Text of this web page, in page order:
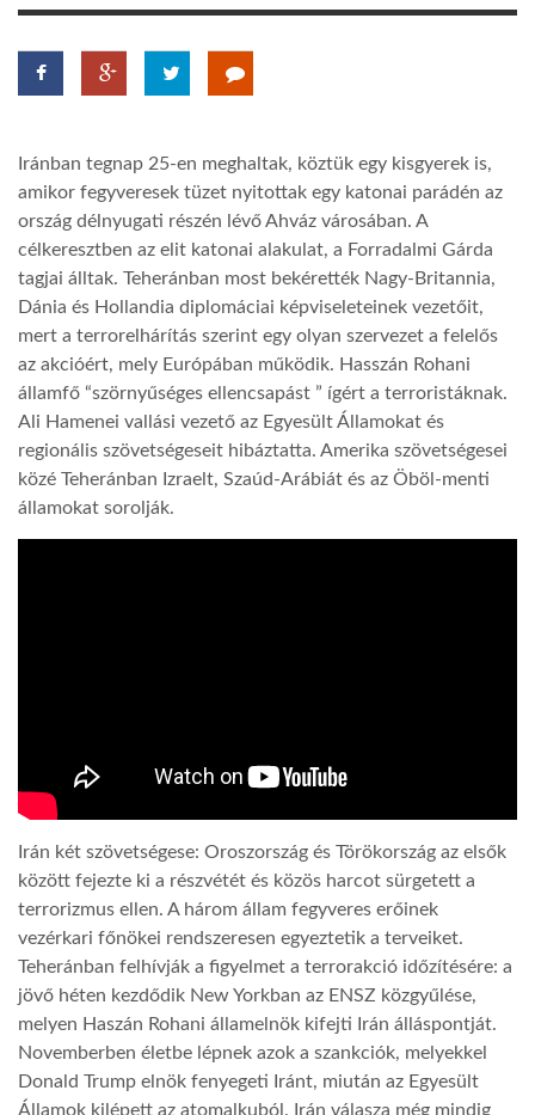
TROPICALMAGAZIN
AFRIKA TUDÁSTÁR
A NAP SZÉPE
LINKTR.EE
GLOBOZSARU
DOBRAVERO.HU
Iránban tegnap 25-en meghaltak, köztük egy kisgyerek is,
amikor fegyveresek tüzet nyitottak egy katonai parádén az
ország délnyugati részén lévő Ahváz városában. A
célkeresztben az elit katonai alakulat, a Forradalmi Gárda
tagjai álltak. Teheránban most bekérették Nagy-Britannia,
Dánia és Hollandia diplomáciai képviseleteinek vezetőit,
mert a terrorelhárítás szerint egy olyan szervezet a felelős
az akcióért, mely Európában működik. Hasszán Rohani
államfő “szörnyűséges ellencsapást ” ígért a terroristáknak.
Ali Hamenei vallási vezető az Egyesült Államokat és
regionális szövetségeseit hibáztatta. Amerika szövetségesei
közé Teheránban Izraelt, Szaúd-Arábiát és az Öböl-menti
államokat sorolják.
Irán két szövetségese: Oroszország és Törökország az elsők
között fejezte ki a részvétét és közös harcot sürgetett a
terrorizmus ellen. A három állam fegyveres erőinek
vezérkari főnökei rendszeresen egyeztetik a terveiket.
Teheránban felhívják a figyelmet a terrorakció időzítésére: a
jövő héten kezdődik New Yorkban az ENSZ közgyűlése,
melyen Haszán Rohani államelnök kifejti Irán álláspontját.
Novemberben életbe lépnek azok a szankciók, melyekkel
Donald Trump elnök fenyegeti Iránt, miután az Egyesült
Államok kilépett az atomalkuból. Irán válasza még mindig